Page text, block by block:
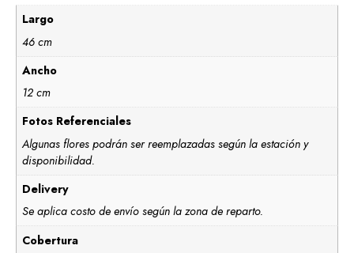
Largo
46 cm
Ancho
12 cm
Fotos Referenciales
Algunas flores podrán ser reemplazadas según la estación y
disponibilidad.
Delivery
Se aplica costo de envío según la zona de reparto.
Cobertura